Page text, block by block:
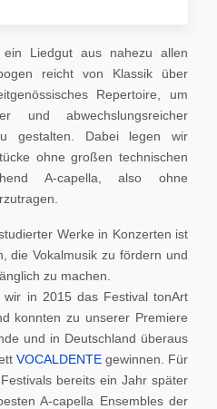
Liedgut aus nahezu allen
reicht von Klassik über
Repertoire, um
und abwechslungsreicher
gestalten. Dabei legen wir
ohne großen technischen
A-capella, also ohne
Werke in Konzerten ist
die Vokalmusik zu fördern und
zu machen.
in 2015 das Festival tonArt
konnten zu unserer Premiere
und in Deutschland überaus
VOCALDENTE gewinnen. Für
bereits ein Jahr später
A-capella Ensembles der